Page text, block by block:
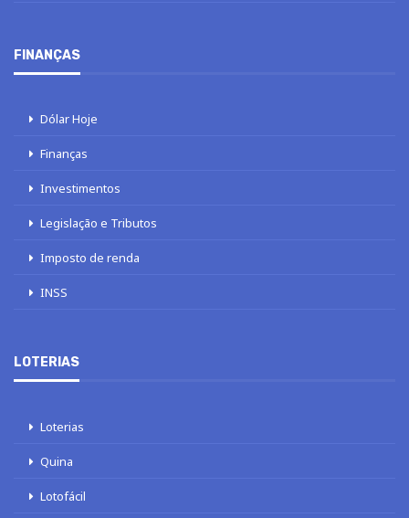
FINANÇAS
Dólar Hoje
Finanças
Investimentos
Legislação e Tributos
Imposto de renda
INSS
LOTERIAS
Loterias
Quina
Lotofácil